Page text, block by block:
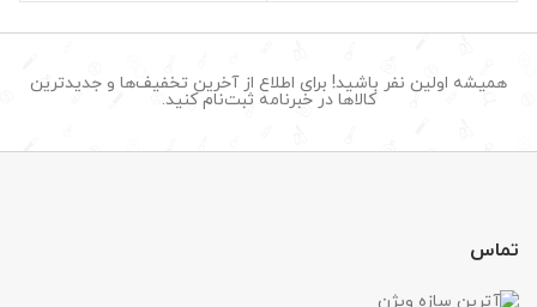
همیشه اولین نفر باشید! برای اطلاع از آخرین تخفیف‌ها و جدیدترین
کالاها در خبرنامه ثبت‌نام کنید.
تماس